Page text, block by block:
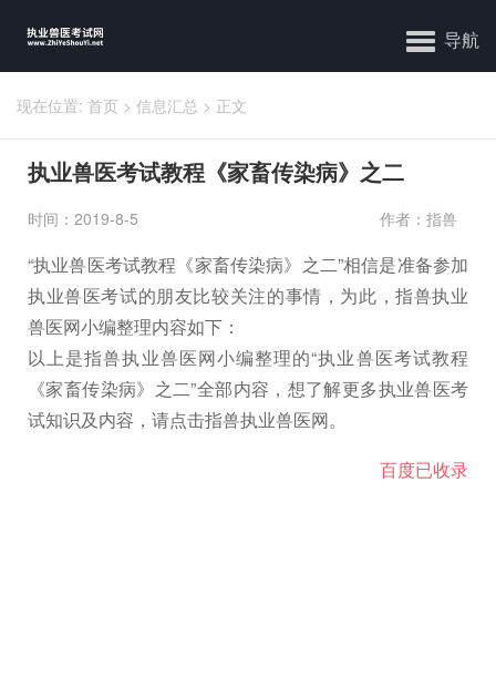
导航
现在位置: 首页 > 信息汇总 > 正文
执业兽医考试教程《家畜传染病》之二
时间：2019-8-5 作者：指兽
“执业兽医考试教程《家畜传染病》之二”相信是准备参加
执业兽医考试的朋友比较关注的事情，为此，指兽执业
兽医网小编整理内容如下：
以上是指兽执业兽医网小编整理的“执业兽医考试教程
《家畜传染病》之二”全部内容，想了解更多执业兽医考
试知识及内容，请点击指兽执业兽医网。
百度已收录